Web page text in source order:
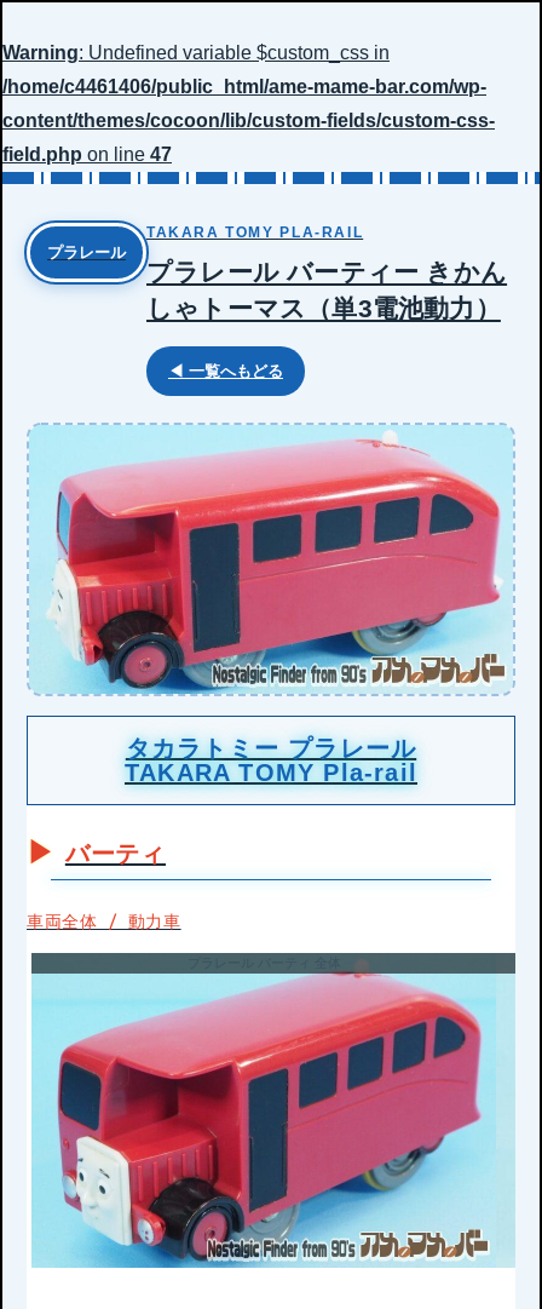
Warning: Undefined variable $custom_css in
/home/c4461406/public_html/ame-mame-bar.com/wp-
content/themes/cocoon/lib/custom-fields/custom-css-
field.php on line 47
プラレール
TAKARA TOMY PLA-RAIL
プラレール バーティー きかん
しゃトーマス（単3電池動力）
◀ 一覧へもどる
タカラトミー プラレール
TAKARA TOMY Pla-rail
バーティ
車両全体 / 動力車